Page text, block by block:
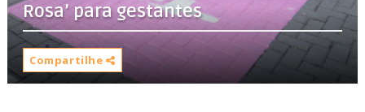
Rosa’ para gestantes‏
Compartilhe